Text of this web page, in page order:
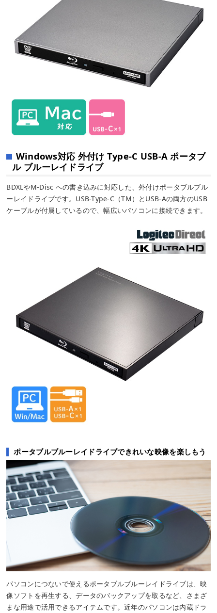
Windows対応 外付け Type-C USB-A ポータブ
ル ブルーレイドライブ
BDXLやM-Disc への書き込みに対応した、外付けポータブルブル
ーレイドライブです。USB-Type-C（TM）とUSB-Aの両方のUSB
ケーブルが付属しているので、幅広いパソコンに接続できます。
ポータブルブルーレイドライブできれいな映像を楽しもう
パソコンにつないで使えるポータブルブルーレイドライブは、映
像ソフトを再生する、データのバックアップを取るなど、さまざ
まな用途で活用できるアイテムです。近年のパソコンは内蔵ドラ